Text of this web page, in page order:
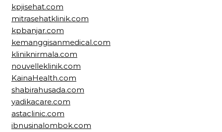
kpjisehat.com
mitrasehatklinik.com
kpbanjar.com
kemanggisanmedical.com
kliniknirmala.com
nouvelleklinik.com
KainaHealth.com
shabirahusada.com
yadikacare.com
astaclinic.com
ibnusinalombok.com